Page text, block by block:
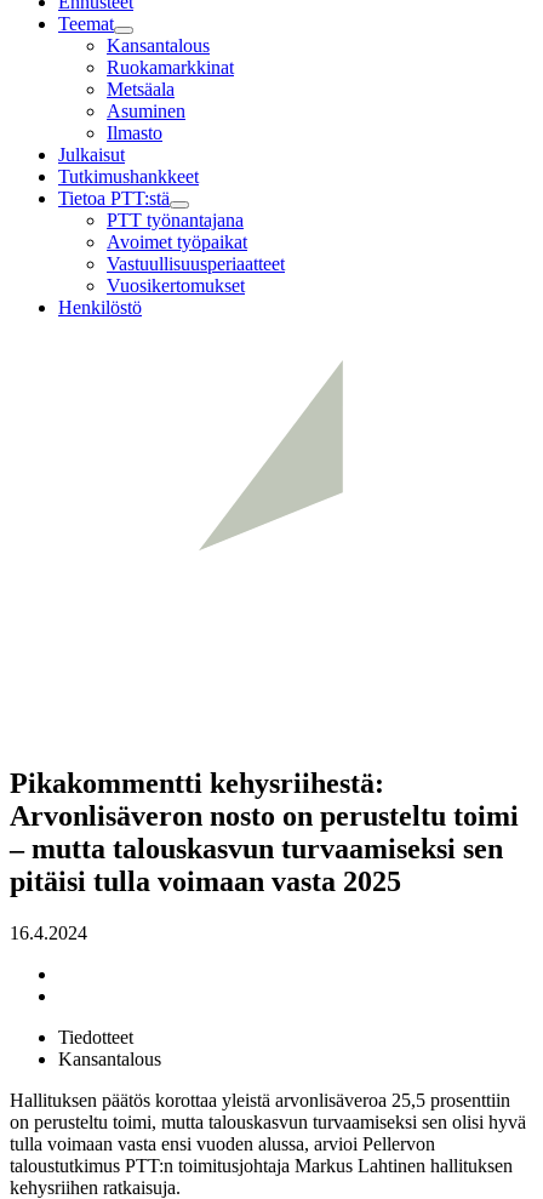
Teemat
Child
menu
Kansantalous
Ruokamarkkinat
Metsäala
Asuminen
Ilmasto
Julkaisut
Tutkimushankkeet
Tietoa PTT:stä
Child
menu
PTT työnantajana
Avoimet työpaikat
Vastuullisuusperiaatteet
Vuosikertomukset
Henkilöstö
Pikakommentti kehysriihestä:
Arvonlisäveron nosto on perusteltu toimi
– mutta talouskasvun turvaamiseksi sen
pitäisi tulla voimaan vasta 2025
16.4.2024
Tiedotteet
Kansantalous
Hallituksen päätös korottaa yleistä arvonlisäveroa 25,5 prosenttiin
on perusteltu toimi, mutta talouskasvun turvaamiseksi sen olisi hyvä
tulla voimaan vasta ensi vuoden alussa, arvioi Pellervon
taloustutkimus PTT:n toimitusjohtaja Markus Lahtinen hallituksen
kehysriihen ratkaisuja.